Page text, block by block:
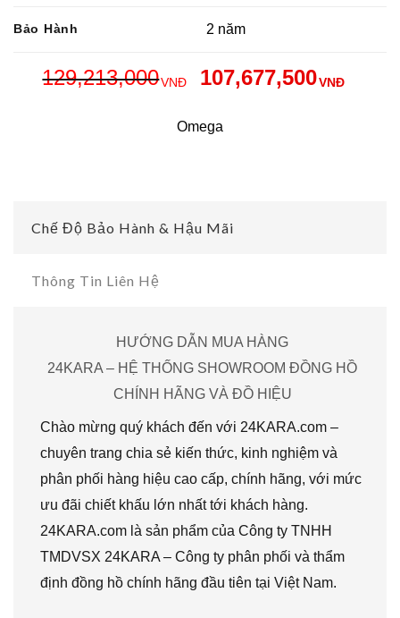
Bảo Hành 2 năm
129,213,000VNĐ 107,677,500VNĐ
Omega
Chế Độ Bảo Hành & Hậu Mãi
Thông Tin Liên Hệ
HƯỚNG DẪN MUA HÀNG
24KARA – HỆ THỐNG SHOWROOM ĐỒNG HỒ
CHÍNH HÃNG VÀ ĐỒ HIỆU
Chào mừng quý khách đến với 24KARA.com –
chuyên trang chia sẻ kiến thức, kinh nghiệm và
phân phối hàng hiệu cao cấp, chính hãng, với mức
ưu đãi chiết khấu lớn nhất tới khách hàng.
24KARA.com là sản phẩm của Công ty TNHH
TMDVSX 24KARA – Công ty phân phối và thẩm
định đồng hồ chính hãng đầu tiên tại Việt Nam.